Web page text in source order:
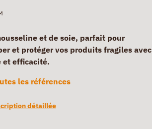
et de soie, parfait pour
et protéger vos produits fragiles avec
et efficacité.
les références
détaillée